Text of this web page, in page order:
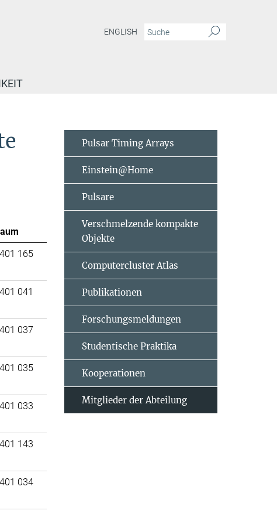
ENGLISH
165
041
037
035
033
143
034
Pulsar Timing Arrays
Einstein@Home
Pulsare
Verschmelzende kompakte
Objekte
Computercluster Atlas
Publikationen
Forschungsmeldungen
Studentische Praktika
Kooperationen
Mitglieder der Abteilung